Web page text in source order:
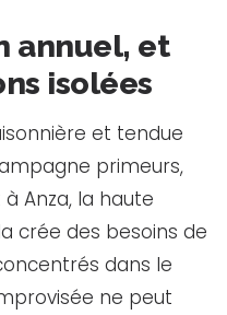
annuel, et
isolées
et tendue
primeurs,
Anza, la haute
crée des besoins de
dans le
ne peut